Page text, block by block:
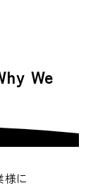
We
に